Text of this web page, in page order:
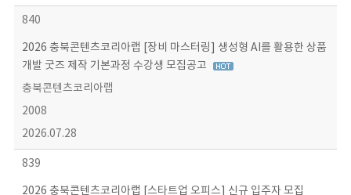
840
2026 충북콘텐츠코리아랩 [장비 마스터링] 생성형 AI를 활용한 상품
개발 굿즈 제작 기본과정 수강생 모집공고
충북콘텐츠코리아랩
2008
2026.07.28
839
2026 충북콘텐츠코리아랩 [스타트업 오피스] 신규 입주자 모집